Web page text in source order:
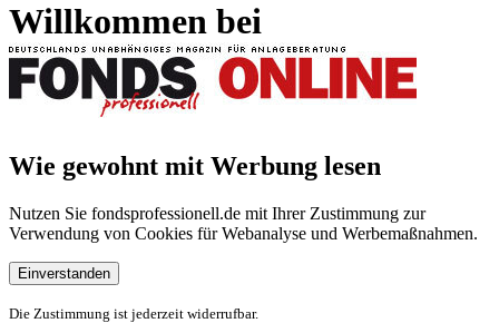
Willkommen bei
Wie gewohnt mit Werbung lesen
Nutzen Sie fondsprofessionell.de mit Ihrer Zustimmung zur
Verwendung von Cookies für Webanalyse und Werbemaßnahmen.
Einverstanden
Die Zustimmung ist jederzeit widerrufbar.